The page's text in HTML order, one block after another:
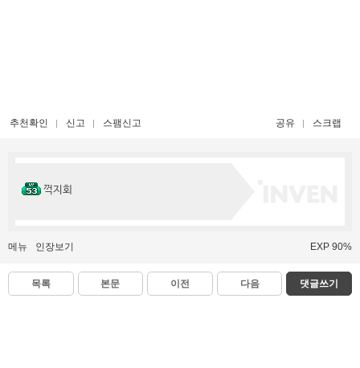
추천확인 신고 스팸신고 공유 스크랩
꺽지회
메뉴 인장보기 EXP 90%
목록 본문 이전 다음 댓글쓰기